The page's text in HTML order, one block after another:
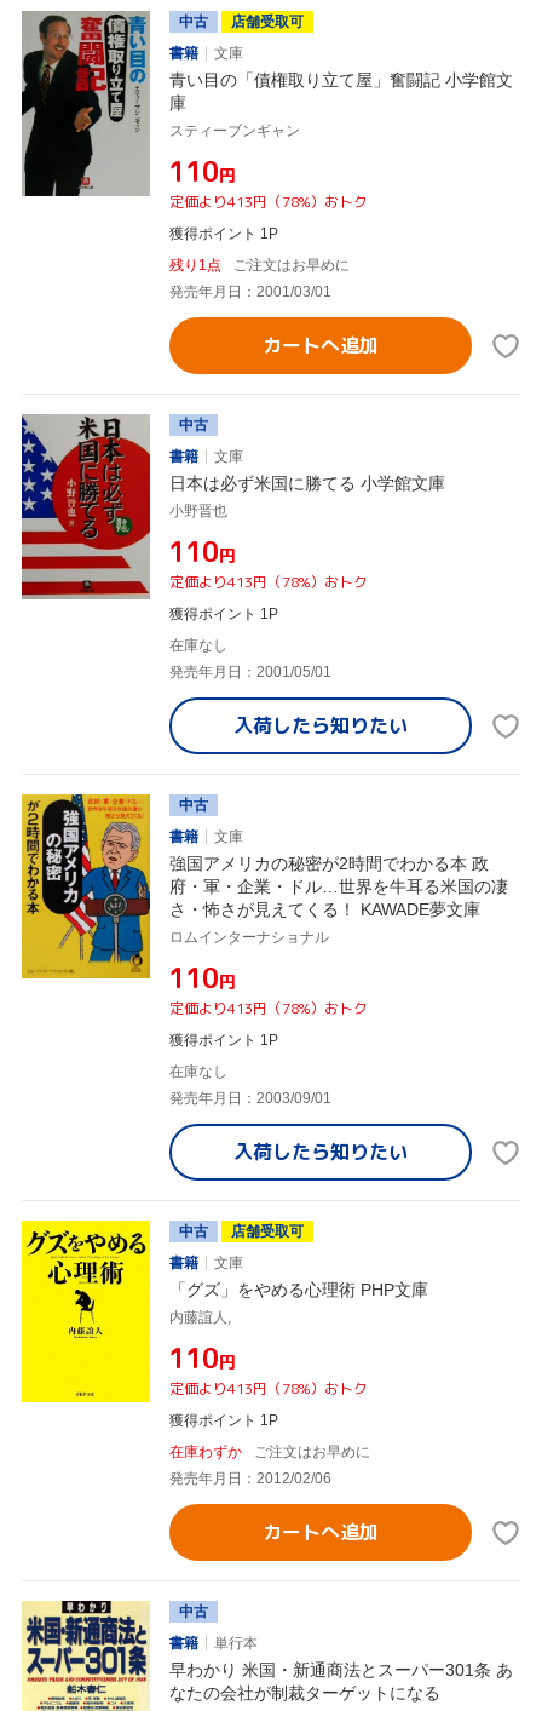
中古
店舗受取可
書籍
文庫
青い目の「債権取り立て屋」奮闘記 小学館文
庫
スティーブンギャン
¥110円
定価より413円（78%）おトク
獲得ポイント 1P
残り1点
ご注文はお早めに
発売年月日：2001/03/01
カートへ追加
中古
書籍
文庫
日本は必ず米国に勝てる 小学館文庫
小野晋也
¥110円
定価より413円（78%）おトク
獲得ポイント 1P
在庫なし
発売年月日：2001/05/01
入荷したら知りたい
中古
書籍
文庫
強国アメリカの秘密が2時間でわかる本 政
府・軍・企業・ドル…世界を牛耳る米国の凄
さ・怖さが見えてくる！ KAWADE夢文庫
ロムインターナショナル
¥110円
定価より413円（78%）おトク
獲得ポイント 1P
在庫なし
発売年月日：2003/09/01
入荷したら知りたい
中古
店舗受取可
書籍
文庫
「グズ」をやめる心理術 PHP文庫
内藤誼人,
¥110円
定価より413円（78%）おトク
獲得ポイント 1P
在庫わずか
ご注文はお早めに
発売年月日：2012/02/06
カートへ追加
中古
書籍
単行本
早わかり 米国・新通商法とスーパー301条 あ
なたの会社が制裁ターゲットになる